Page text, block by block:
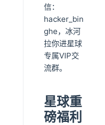
信：
hacker_bin
ghe，冰河
拉你进星球
专属VIP交
流群。
星球重
磅福利